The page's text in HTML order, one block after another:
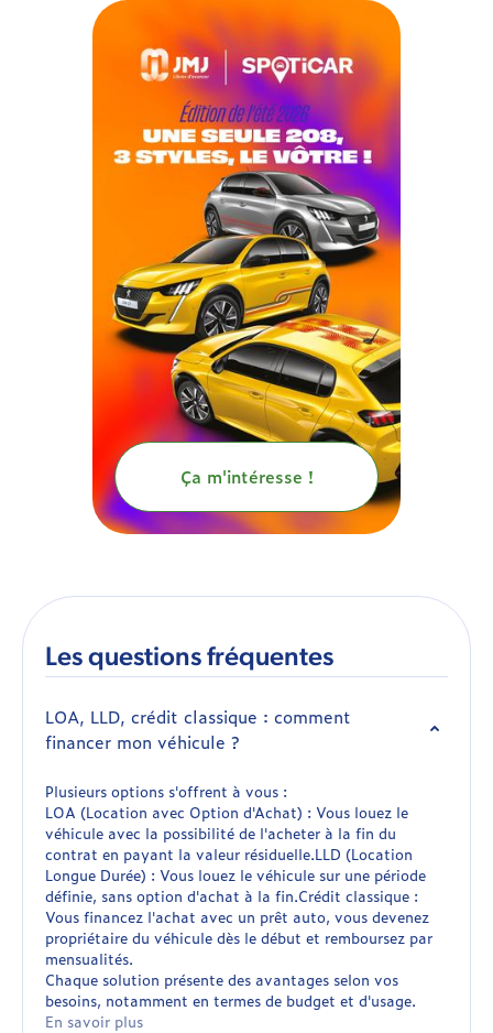
Ça m'intéresse !
Les questions fréquentes
LOA, LLD, crédit classique : comment
financer mon véhicule ?
Plusieurs options s'offrent à vous :
LOA (Location avec Option d'Achat) : Vous louez le
véhicule avec la possibilité de l'acheter à la fin du
contrat en payant la valeur résiduelle.LLD (Location
Longue Durée) : Vous louez le véhicule sur une période
définie, sans option d'achat à la fin.Crédit classique :
Vous financez l'achat avec un prêt auto, vous devenez
propriétaire du véhicule dès le début et remboursez par
mensualités.
Chaque solution présente des avantages selon vos
besoins, notamment en termes de budget et d'usage.
En savoir plus